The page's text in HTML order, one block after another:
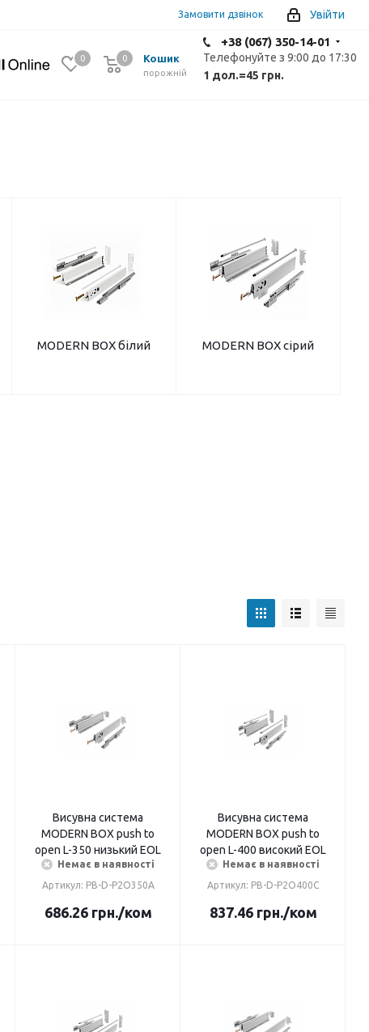
Увійти
Замовити дзвінок
+38 (067) 350-14-01
Телефонуйте з 9:00 до 17:30
1 дол.=45 грн.
0 Кошик
0
порожній
0
МODERN BOX білий МODERN BOX сірий
Висувна система
MODERN BOX push to
open L-350 низький EOL
Немає в наявності
Артикул: PB-D-P2O350A
686.26грн./ком
Висувна система
MODERN BOX push to
open L-400 високий EOL
Немає в наявності
Артикул: PB-D-P2O400C
837.46грн./ком